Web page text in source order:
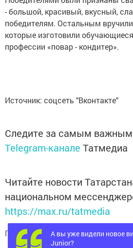
- большой, красивый, вкусный,
победителям. Остальным
которые изготовили
профессии «повар - кондитер».
Источник: соцсеть "Вконтакте"
Следите за самым
Telegram-канале Татмедиа
Читайте новости
национальном
https://max.ru/tatmedia
Подписывайтесь нателеграм-
А вы уже видели новое
Junior?